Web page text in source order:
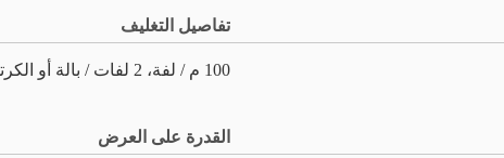
تفاصيل التغليف
100 م / لفة، 2 لفات / بالة أو الكرتون
القدرة على العرض